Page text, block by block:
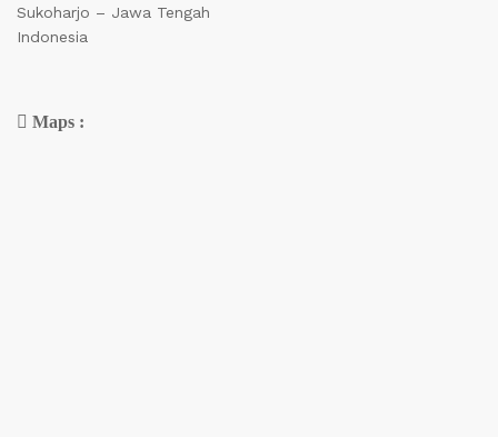
Sukoharjo – Jawa Tengah
Indonesia
Maps :